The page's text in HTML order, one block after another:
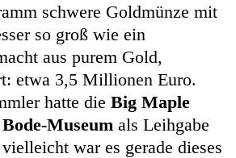
schwere Goldmünze mit
so groß wie ein
aus purem Gold,
etwa 3,5 Millionen Euro.
hatte die Big Maple
Bode-Museum als Leihgabe
war es gerade dieses